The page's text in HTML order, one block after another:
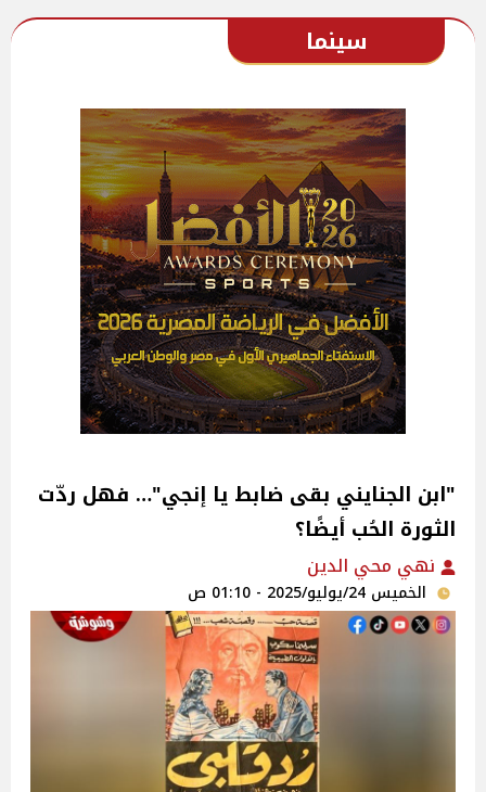
سينما
"ابن الجنايني بقى ضابط يا إنجي"… فهل ردّت
الثورة الحُب أيضًا؟
نهي محي الدين
الخميس 24/يوليو/2025 - 01:10 ص